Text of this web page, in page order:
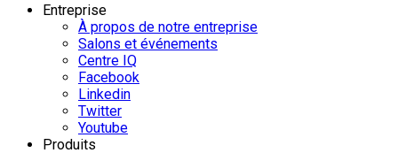
Entreprise
À propos de notre entreprise
Salons et événements
Centre IQ
Facebook
Linkedin
Twitter
Youtube
Produits